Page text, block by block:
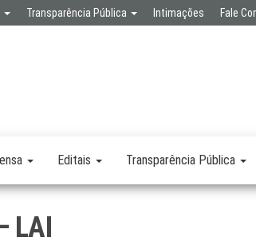
Transparência Pública Intimações Fale
Editais Transparência Pública
LAI